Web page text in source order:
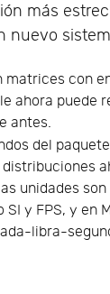
más
nuevo
matrices con
ahora puede
antes.
del paquete
unidades
y FPS, y en
libra-